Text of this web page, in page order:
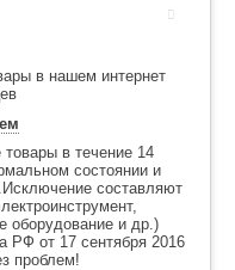
в нашем интернет
в течение 14
состоянии и
составляют
оборудование и др.)
РФ от 17 сентября 2016
проблем!